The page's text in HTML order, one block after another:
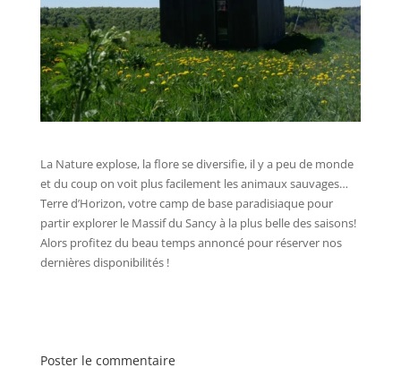
La Nature explose, la flore se diversifie, il y a peu de monde
et du coup on voit plus facilement les animaux sauvages…
Terre d’Horizon, votre camp de base paradisiaque pour
partir explorer le Massif du Sancy à la plus belle des saisons!
Alors profitez du beau temps annoncé pour réserver nos
dernières disponibilités !
Poster le commentaire